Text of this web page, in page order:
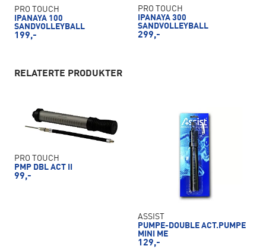
PRO TOUCH
IPANAYA 100
SANDVOLLEYBALL
199,-
PRO TOUCH
IPANAYA 300
SANDVOLLEYBALL
299,-
RELATERTE PRODUKTER
PRO TOUCH
PMP DBL ACT II
99,-
ASSIST
PUMPE-DOUBLE ACT.PUMPE
MINI ME
129,-